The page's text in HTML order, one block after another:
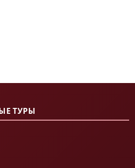
ТУРЫ